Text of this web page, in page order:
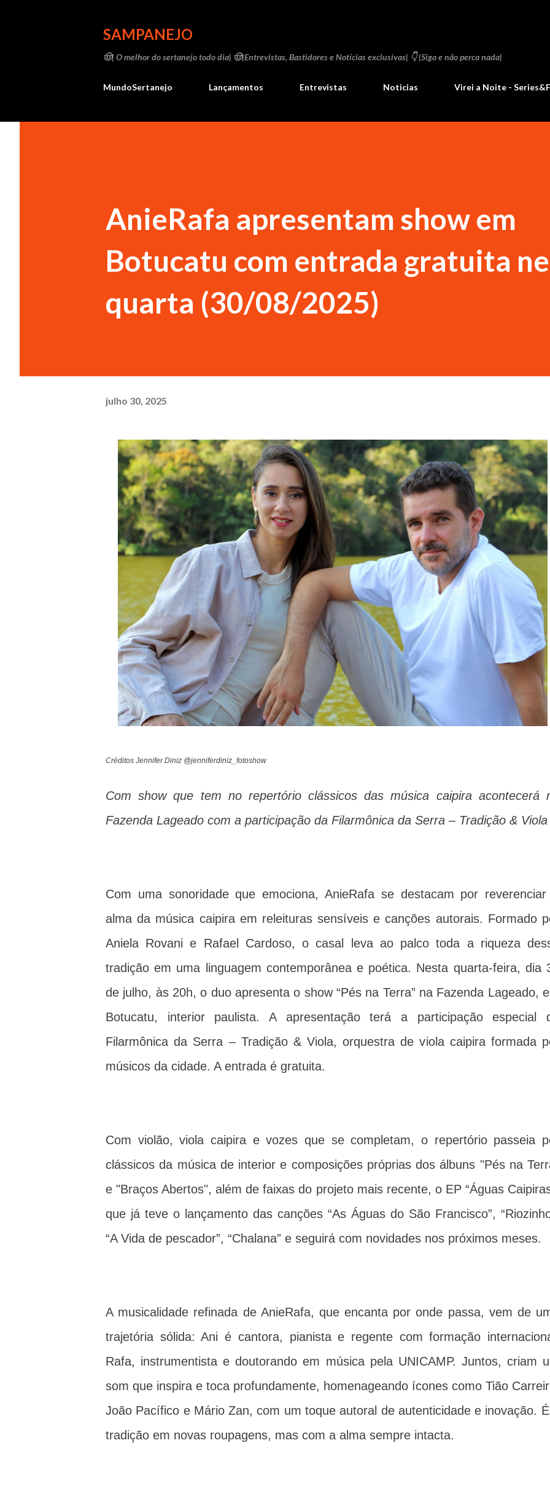
SAMPANEJO
🤠| O melhor do sertanejo todo dia| 🤠|Entrevistas, Bastidores e Notícias exclusivas| 👇 |Siga e não perca nada|
MundoSertanejo Lançamentos Entrevistas Noticias Virei a Noite -
AnieRafa apresentam show em
Botucatu com entrada gratuita
quarta (30/08/2025)
julho 30, 2025
Créditos Jennifer Diniz @jenniferdiniz_fotoshow
Com show que tem no repertório clássicos das música caipira acontecerá
Fazenda Lageado com a participação da Filarmônica da Serra – Tradição & Viola
Com uma sonoridade que emociona, AnieRafa se destacam por
alma da música caipira em releituras sensíveis e canções autorais. Formado
Aniela Rovani e Rafael Cardoso, o casal leva ao palco toda a riqueza
tradição em uma linguagem contemporânea e poética. Nesta quarta-feira, dia
de julho, às 20h, o duo apresenta o show “Pés na Terra” na Fazenda Lageado,
Botucatu, interior paulista. A apresentação terá a participação especial
Filarmônica da Serra – Tradição & Viola, orquestra de viola caipira formada
músicos da cidade. A entrada é gratuita.
Com violão, viola caipira e vozes que se completam, o repertório passeia
clássicos da música de interior e composições próprias dos álbuns "Pés na
e "Braços Abertos", além de faixas do projeto mais recente, o EP “Águas
que já teve o lançamento das canções “As Águas do São Francisco”,
“A Vida de pescador”, “Chalana” e seguirá com novidades nos próximos meses.
A musicalidade refinada de AnieRafa, que encanta por onde passa, vem de
trajetória sólida: Ani é cantora, pianista e regente com formação
Rafa, instrumentista e doutorando em música pela UNICAMP. Juntos, criam
som que inspira e toca profundamente, homenageando ícones como Tião
João Pacífico e Mário Zan, com um toque autoral de autenticidade e inovação.
tradição em novas roupagens, mas com a alma sempre intacta.